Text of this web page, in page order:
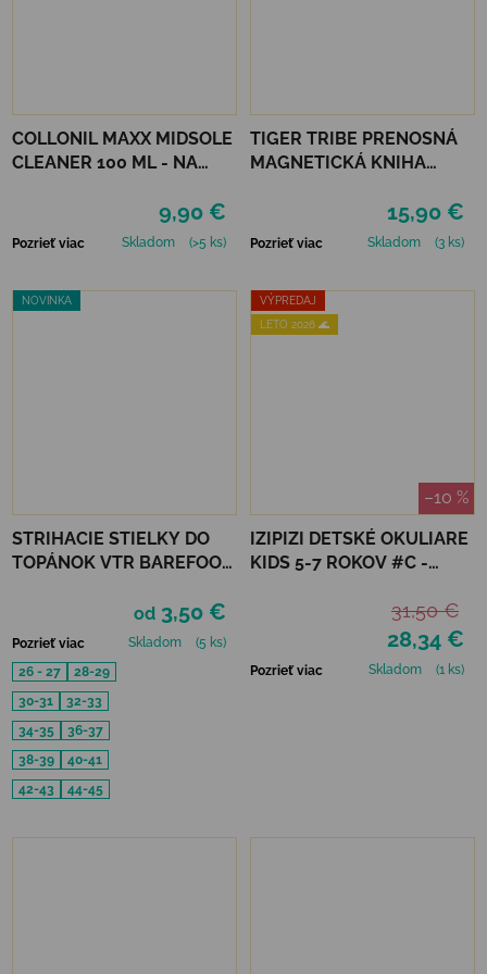
COLLONIL MAXX MIDSOLE
CLEANER 100 ML - NA
9,90 €
Pozrieť viac Skladom (>5 ks)
TIGER TRIBE PRENOSNÁ
MAGNETICKÁ KNIHA
UNICORN KINGDOM15,90 €
Pozrieť viac Skladom (3 ks)
NOVINKA
STRIHACIE STIELKY DO
TOPÁNOK VTR BAREFOOT
od 3,50 €
Pozrieť viac Skladom
(5 ks)
26 - 27
28-29
30-31
32-33
34-35
36-37
38-39
40-41
42-43
44-45
VÝPREDAJ
LETO 2026 🌊
–10 %
IZIPIZI DETSKÉ OKULIARE
KIDS 5-7 ROKOV #C -
28,34 €
31,50 €
Pozrieť viac Skladom (1 ks)